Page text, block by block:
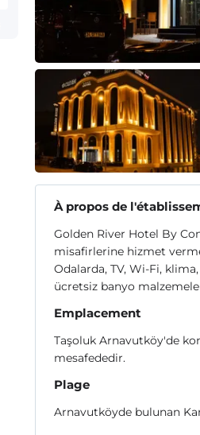
À propos de
Golden River Hotel By
misafirlerine hizmet
Odalarda, TV, Wi-Fi, klima,
ücretsiz banyo
Emplacement
Taşoluk Arnavutköy'de
mesafededir.
Plage
Arnavutköyde bulunan